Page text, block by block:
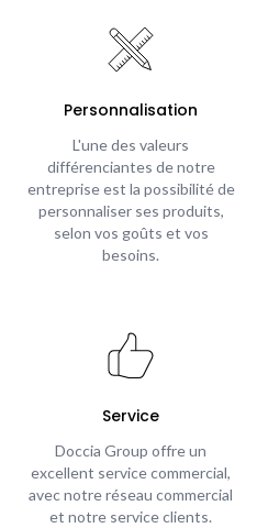
Personnalisation
L'une des valeurs
différenciantes de notre
entreprise est la possibilité de
personnaliser ses produits,
selon vos goûts et vos
besoins.
Service
Doccia Group offre un
excellent service commercial,
avec notre réseau commercial
et notre service clients.